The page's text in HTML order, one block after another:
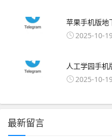
苹果手机版地
2025-10-
人工学园手机
2025-10-
最新留言